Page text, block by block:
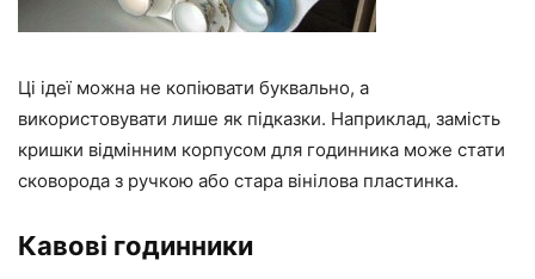
Ці ідеї можна не копіювати буквально, а
використовувати лише як підказки. Наприклад, замість
кришки відмінним корпусом для годинника може стати
сковорода з ручкою або стара вінілова пластинка.
Кавові годинники